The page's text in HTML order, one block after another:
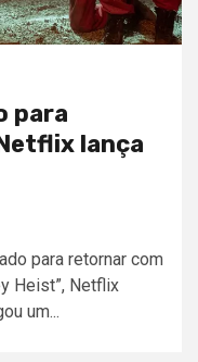
para
lança
para retornar com
Heist”, Netflix
um...